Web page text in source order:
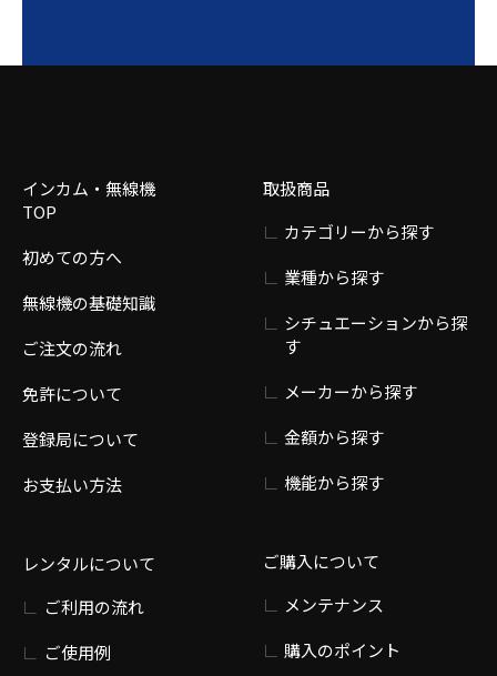
インカム・無線機
TOP
初めての方へ
無線機の基礎知識
ご注文の流れ
免許について
登録局について
お支払い方法
レンタルについて
ご利用の流れ
ご使用例
取扱商品
カテゴリーから探す
業種から探す
シチュエーションから探
す
メーカーから探す
金額から探す
機能から探す
ご購入について
メンテナンス
購入のポイント